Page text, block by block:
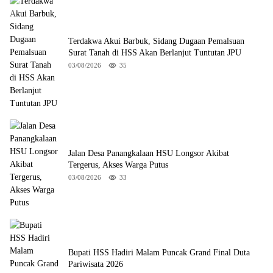
Terdakwa Akui Barbuk, Sidang Dugaan Pemalsuan
Surat Tanah di HSS Akan Berlanjut Tuntutan JPU
03/08/2026 35
Jalan Desa Panangkalaan HSU Longsor Akibat
Tergerus, Akses Warga Putus
03/08/2026 33
Bupati HSS Hadiri Malam Puncak Grand Final Duta
Pariwisata 2026